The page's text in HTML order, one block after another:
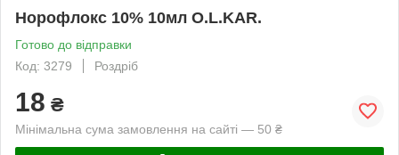
Норофлокс 10% 10мл O.L.KAR.
Готово до відправки
Код: 3279
Роздріб
18 ₴
Мінімальна сума замовлення на сайті — 50 ₴